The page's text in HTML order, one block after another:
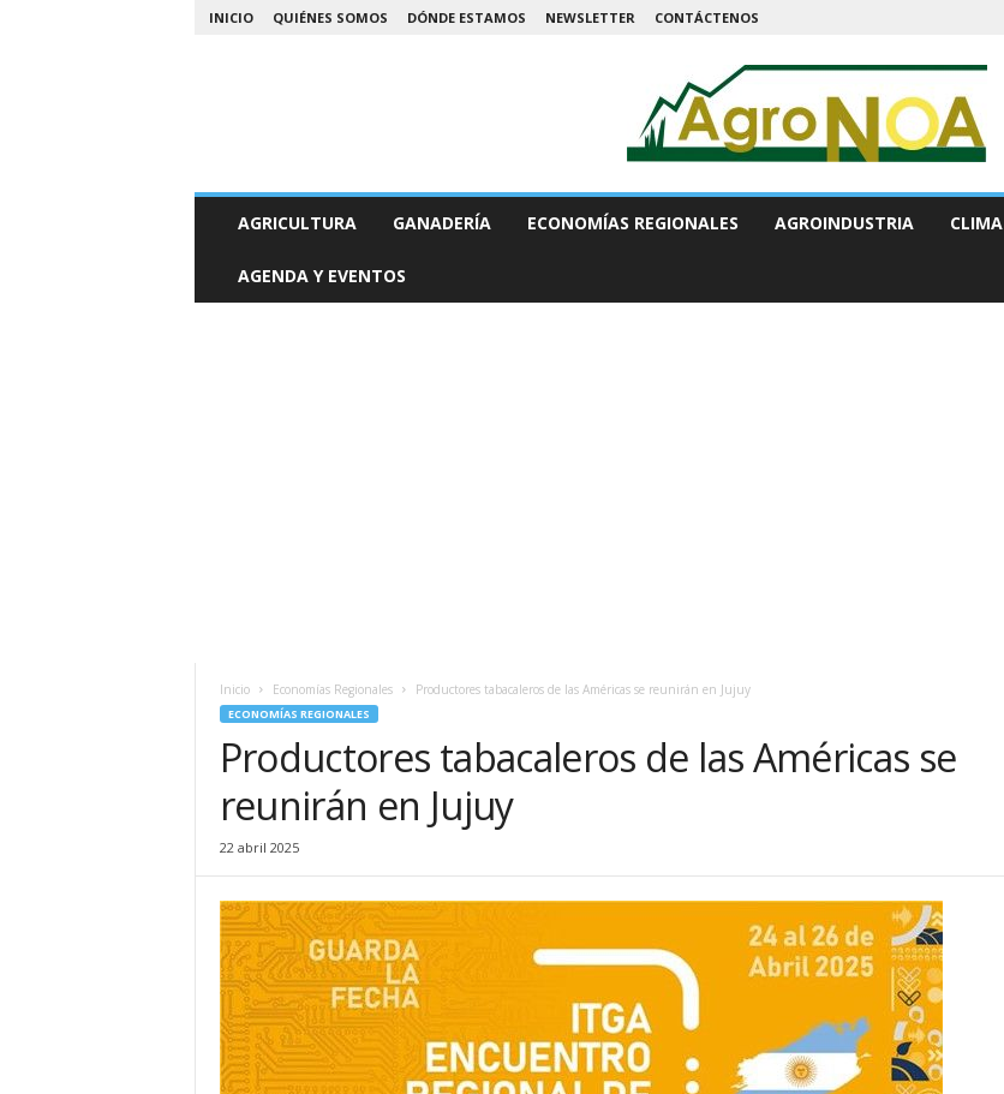
INICIO QUIÉNES SOMOS DÓNDE ESTAMOS NEWSLETTER CONTÁCTENOS
N
AGRICULTURA GANADERÍA ECONOMÍAS REGIONALES AGROINDUSTRIA CLIMA
AGENDA Y EVENTOS
Inicio Economías Regionales Productores tabacaleros de las Américas se reunirán en Jujuy
ECONOMÍAS REGIONALES
Productores tabacaleros de las Américas se
reunirán en Jujuy
22 abril 2025